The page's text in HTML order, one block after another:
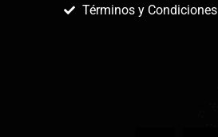
Términos y Condiciones